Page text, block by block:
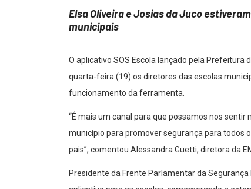
Elsa Oliveira e Josias da Juco
municipais
O aplicativo SOS Escola lançado pela
quarta-feira (19) os diretores das escolas
funcionamento da ferramenta.
“É mais um canal para que possamos nos
município para promover segurança para todos
pais”, comentou Alessandra Guetti, diretora da
Presidente da Frente Parlamentar da